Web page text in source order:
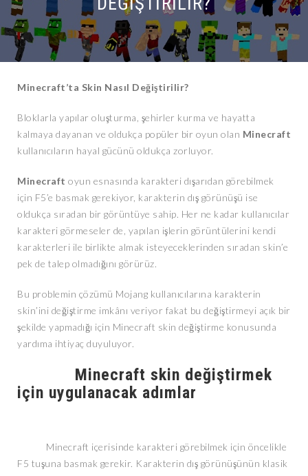
Minecraft’ta Skin Nasıl Değiştirilir?
Bloklarla yapılar oluşturma, şehirler kurma ve hayatta
kalmaya dayanan ve oldukça popüler bir oyun olan Minecraft
kullanıcıların hayal gücünü oldukça zorluyor.
Minecraft oyun esnasında karakteri dışarıdan görebilmek
için F5’e basmak gerekiyor, karakterin dış görünüşü ise
oldukça sıradan bir görüntüye sahip. Her ne kadar kullanıcılar
karakteri görmeseler de, yapılan işlerin görüntülerini kendi
karakterleri ile birlikte almak isteyeceklerinden sıradan skin’e
pek de talep olmadığını görürüz.
Bu problemin çözümü Mojang kullanıcılarına karakterin
skin’ini değiştirme imkânı veriyor fakat bu değiştirmeyi açık bir
şekilde yapmadığı için Minecraft skin değiştirme konusunda
yardıma ihtiyaç duyuluyor.
Minecraft skin değiştirmek
için uygulanacak adımlar
Minecraft içerisinde karakteri görebilmek için öncelikle
F5 tuşuna basmak gerekir. Karakterin dış görünüşünün klasik